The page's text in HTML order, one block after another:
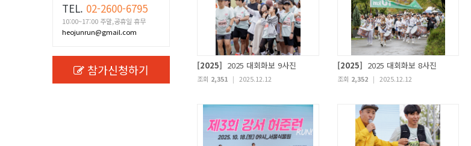
TEL. 02-2600-6795
10:00~17:00 주말,공휴일 휴무
heojunrun@gmail.com
참가신청하기 [2025] 2025 대회화보 9사진
조회 2,351 | 2025.12.12
[2025] 2025 대회화보 8사진
조회 2,352 | 2025.12.12